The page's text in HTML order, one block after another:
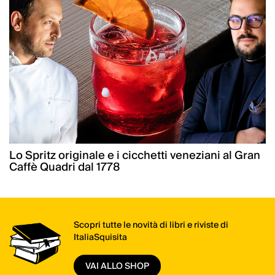
Lo Spritz originale e i cicchetti veneziani al Gran
Caffè Quadri dal 1778
Scopri tutte le novità di libri e riviste di
ItaliaSquisita
VAI ALLO SHOP